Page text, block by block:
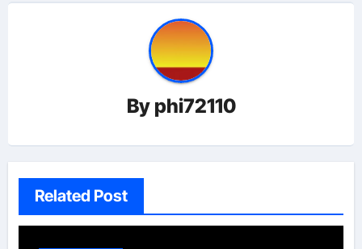
By phi72110
Related Post